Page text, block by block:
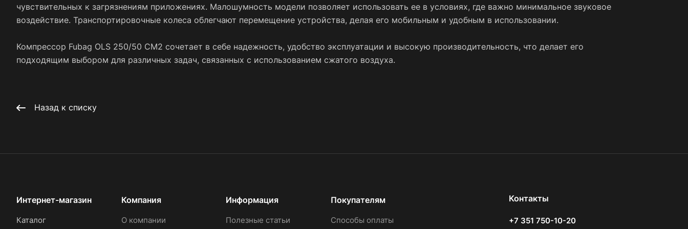
высокую производительность, что делает его
подходящим выбором для различных задач,
чувствительных к загрязнениям приложениях. Малошумность модели позволяет использовать ее в условиях, где важно минимальное звуковое
воздействие. Транспортировочные колеса облегчают перемещение устройства, делая его мобильным и удобным в использовании.
Компрессор Fubag OLS 250/50 CM2 сочетает в себе надежность, удобство эксплуатации и высокую производительность, что делает его
подходящим выбором для различных задач, связанных с использованием сжатого воздуха.
Назад к списку
Интернет-магазин
Каталог
Компания
О компании
Информация
Полезные статьи
Покупателям
Способы оплаты
Контакты
+7 351 750-10-20